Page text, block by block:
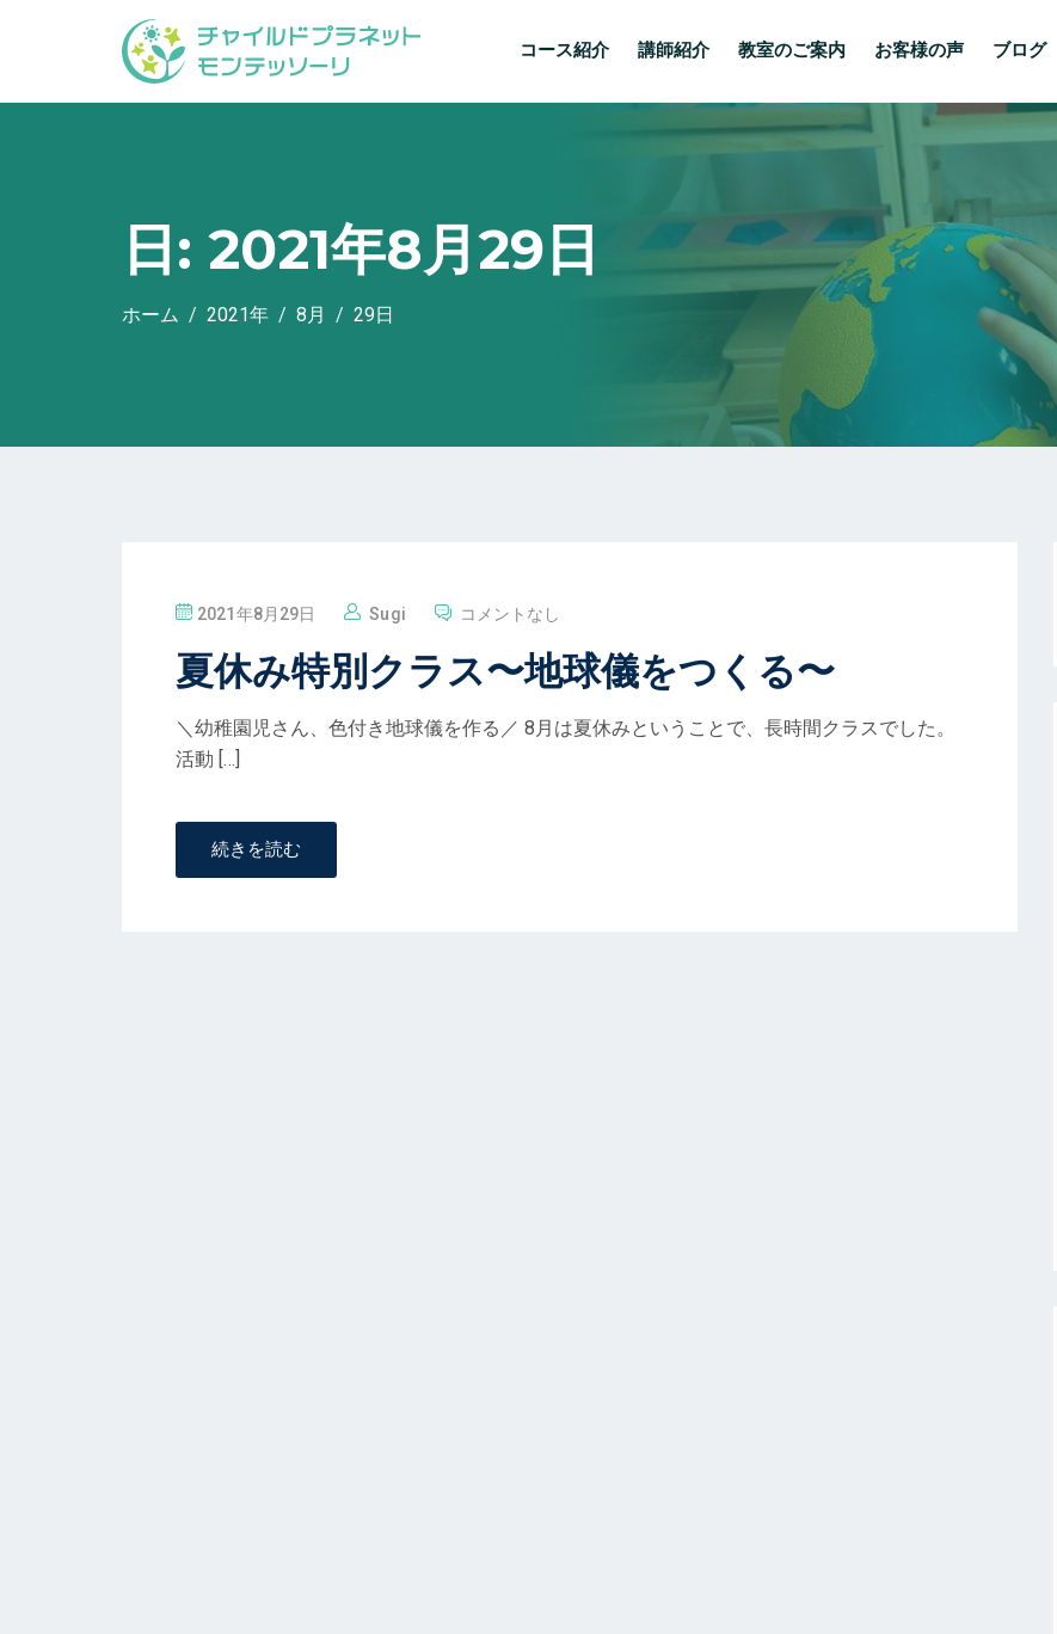
コース紹介 講師紹介 教室のご案内 お客様の声 ブログ
日: 2021年8月29日
ホーム 2021年 8月 29日
投
2021年8月29日 Sugi コメントなし
夏休み特別クラス〜地球儀をつくる〜
＼幼稚園児さん、色付き地球儀を作る／ 8月は夏休みということで、長時間クラスでした。
活動 […]
続きを読む